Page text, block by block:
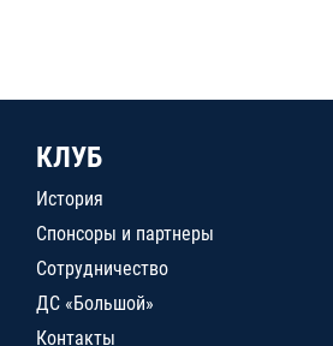
КЛУБ
История
Спонсоры и партнеры
Сотрудничество
ДС «Большой»
Контакты